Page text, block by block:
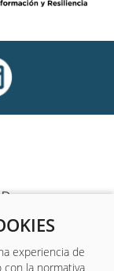
experiencia de
con la normativa